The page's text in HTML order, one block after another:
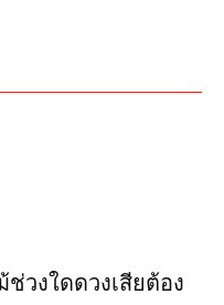
วงใดดวงเสียต้อง